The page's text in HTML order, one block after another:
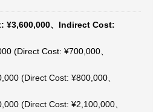
¥3,600,000、Indirect Cost:
(Direct Cost: ¥700,000、
(Direct Cost: ¥800,000、
(Direct Cost: ¥2,100,000、